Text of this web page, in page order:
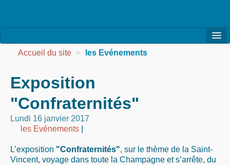
l’Association
la Vie des Ateliers
les Evénements
les Réalisations
Agenda
Accueil du site > les Evénements
Exposition
"Confraternités"
Lundi 16 janvier 2017
les Evénements
L’exposition "Confraternités", sur le thème de la Saint-
Vincent, voyage dans toute la Champagne et s’arrête, du